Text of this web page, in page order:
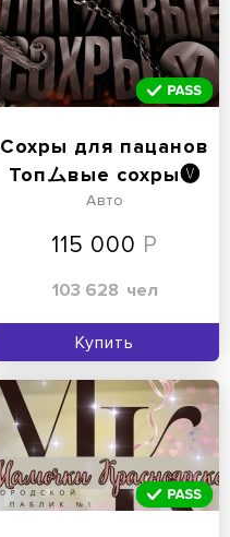
Сохры для пацанов
Топムвые сохры🅥
Авто
115 000
103 628 чел
Купить